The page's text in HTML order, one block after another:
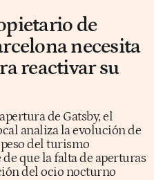
de
necesita
reactivar su
de Gatsby, el
analiza la evolución de
del turismo
que la falta de aperturas
del ocio nocturno